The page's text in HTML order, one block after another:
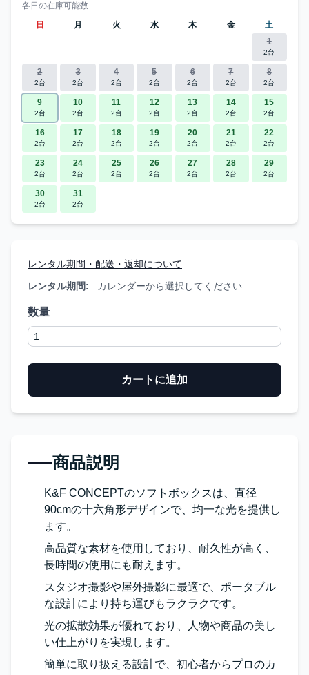
各日の在庫可能数
日
月 火 水 木 金
土
1
2台
2
2台
3
2台
4
2台
5
2台
6
2台
7
2台
8
2台
9
2台
10
2台
11
2台
12
2台
13
2台
14
2台
15
2台
16
2台
17
2台
18
2台
19
2台
20
2台
21
2台
22
2台
23
2台
24
2台
25
2台
26
2台
27
2台
28
2台
29
2台
30
2台
31
2台
レンタル期間・配送・返却について
レンタル期間:
カレンダーから選択してください
数量
カートに追加
商品説明
K&F CONCEPTのソフトボックスは、直径
90cmの十六角形デザインで、均一な光を提供し
ます。
高品質な素材を使用しており、耐久性が高く、
長時間の使用にも耐えます。
スタジオ撮影や屋外撮影に最適で、ポータブル
な設計により持ち運びもラクラクです。
光の拡散効果が優れており、人物や商品の美し
い仕上がりを実現します。
簡単に取り扱える設計で、初心者からプロのカ